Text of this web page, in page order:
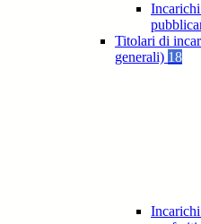
Titolari di
generali) 18